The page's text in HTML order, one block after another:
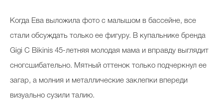
Когда Ева выложила фото с малышом в бассейне, все
стали обсуждать только ее фигуру. В купальнике бренда
Gigi C Bikinis 45-летняя молодая мама и вправду выглядит
сногсшибательно. Мятный оттенок только подчеркнул ее
загар, а молния и металлические заклепки впереди
визуально сузили талию.